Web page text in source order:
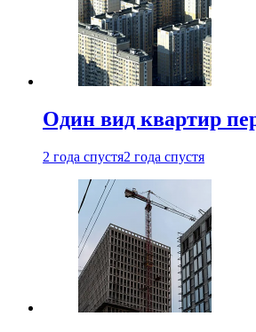
Один вид квартир
2 года спустя2 года спустя